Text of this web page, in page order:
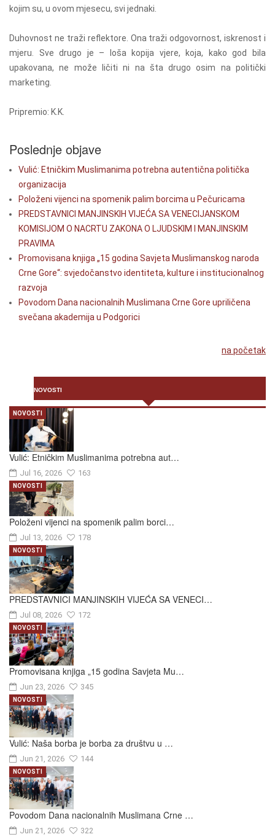
kojim su, u ovom mjesecu, svi jednaki.
Duhovnost ne traži reflektore. Ona traži odgovornost, iskrenost i
mjeru. Sve drugo je – loša kopija vjere, koja, kako god bila
upakovana, ne može ličiti ni na šta drugo osim na politički
marketing.
Pripremio: K.K.
Poslednje objave
Vulić: Etničkim Muslimanima potrebna autentična politička
organizacija
Položeni vijenci na spomenik palim borcima u Pečuricama
PREDSTAVNICI MANJINSKIH VIJEĆA SA VENECIJANSKOM
KOMISIJOM O NACRTU ZAKONA O LJUDSKIM I MANJINSKIM
PRAVIMA
Promovisana knjiga „15 godina Savjeta Muslimanskog naroda
Crne Gore“: svjedočanstvo identiteta, kulture i institucionalnog
razvoja
Povodom Dana nacionalnih Muslimana Crne Gore upriličena
svečana akademija u Podgorici
na početak
NOVOSTI
Vulić: Etničkim Muslimanima potrebna aut…
Jul 16, 2026 163
NOVOSTI
Položeni vijenci na spomenik palim borci…
Jul 13, 2026 178
NOVOSTI
PREDSTAVNICI MANJINSKIH VIJEĆA SA VENECI…
Jul 08, 2026 172
NOVOSTI
Promovisana knjiga „15 godina Savjeta Mu…
Jun 23, 2026 345
NOVOSTI
Vulić: Naša borba je borba za društvu u …
Jun 21, 2026 144
NOVOSTI
Povodom Dana nacionalnih Muslimana Crne …
Jun 21, 2026 322
NOVOSTI